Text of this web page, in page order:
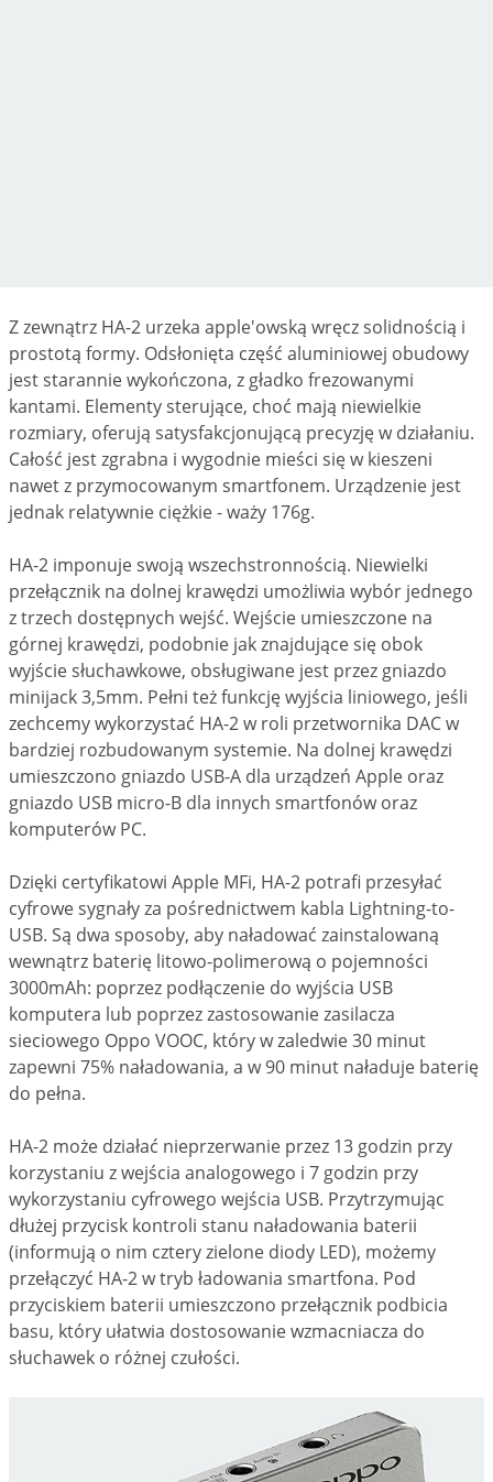
Z zewnątrz HA-2 urzeka apple'owską wręcz solidnością i
prostotą formy. Odsłonięta część aluminiowej obudowy
jest starannie wykończona, z gładko frezowanymi
kantami. Elementy sterujące, choć mają niewielkie
rozmiary, oferują satysfakcjonującą precyzję w działaniu.
Całość jest zgrabna i wygodnie mieści się w kieszeni
nawet z przymocowanym smartfonem. Urządzenie jest
jednak relatywnie ciężkie - waży 176g.
HA-2 imponuje swoją wszechstronnością. Niewielki
przełącznik na dolnej krawędzi umożliwia wybór jednego
z trzech dostępnych wejść. Wejście umieszczone na
górnej krawędzi, podobnie jak znajdujące się obok
wyjście słuchawkowe, obsługiwane jest przez gniazdo
minijack 3,5mm. Pełni też funkcję wyjścia liniowego, jeśli
zechcemy wykorzystać HA-2 w roli przetwornika DAC w
bardziej rozbudowanym systemie. Na dolnej krawędzi
umieszczono gniazdo USB-A dla urządzeń Apple oraz
gniazdo USB micro-B dla innych smartfonów oraz
komputerów PC.
Dzięki certyfikatowi Apple MFi, HA-2 potrafi przesyłać
cyfrowe sygnały za pośrednictwem kabla Lightning-to-
USB. Są dwa sposoby, aby naładować zainstalowaną
wewnątrz baterię litowo-polimerową o pojemności
3000mAh: poprzez podłączenie do wyjścia USB
komputera lub poprzez zastosowanie zasilacza
sieciowego Oppo VOOC, który w zaledwie 30 minut
zapewni 75% naładowania, a w 90 minut naładuje baterię
do pełna.
HA-2 może działać nieprzerwanie przez 13 godzin przy
korzystaniu z wejścia analogowego i 7 godzin przy
wykorzystaniu cyfrowego wejścia USB. Przytrzymując
dłużej przycisk kontroli stanu naładowania baterii
(informują o nim cztery zielone diody LED), możemy
przełączyć HA-2 w tryb ładowania smartfona. Pod
przyciskiem baterii umieszczono przełącznik podbicia
basu, który ułatwia dostosowanie wzmacniacza do
słuchawek o różnej czułości.